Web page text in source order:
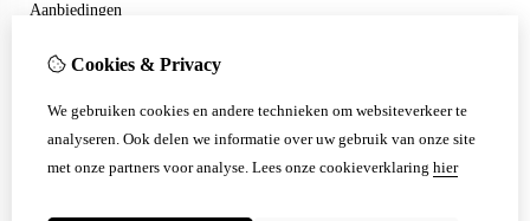
Aanbiedingen
Inloggen
Nieuwsbrief
Klantenservice
Cookies & Privacy
We gebruiken cookies en andere technieken om websiteverkeer te
analyseren. Ook delen we informatie over uw gebruik van onze site
met onze partners voor analyse. Lees onze cookieverklaring hier